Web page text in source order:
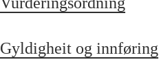
Gyldigheit og innføring